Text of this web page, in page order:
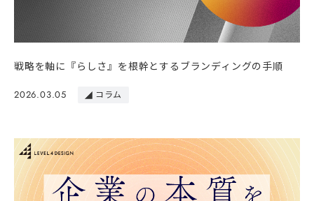
戦略を軸に『らしさ』を根幹とするブランディングの手順
2026.03.05 コラム